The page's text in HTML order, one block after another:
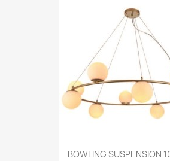
BOWLING SUSPENSION